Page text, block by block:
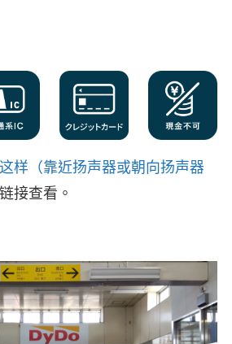
这样（靠近扬声器或朝向扬声器
接查看。